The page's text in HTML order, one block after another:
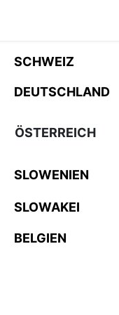
SCHWEIZ
DEUTSCHLAND
ÖSTERREICH
SLOWENIEN
SLOWAKEI
BELGIEN